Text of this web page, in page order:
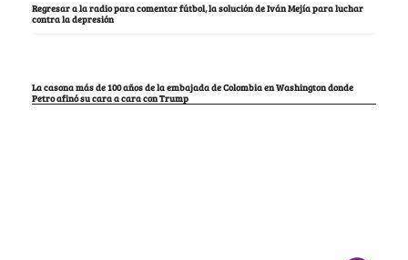
Regresar a la radio para comentar fútbol, la solución de Iván Mejía para luchar
contra la depresión
La casona más de 100 años de la embajada de Colombia en Washington donde
Petro afinó su cara a cara con Trump